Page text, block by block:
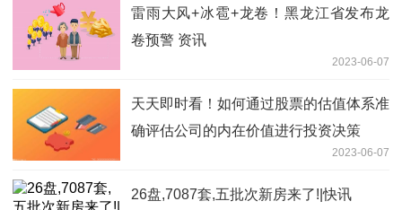
雷雨大风+冰雹+龙卷！黑龙江省发布龙
卷预警 资讯
2023-06-07
天天即时看！如何通过股票的估值体系准
确评估公司的内在价值进行投资决策
2023-06-07
26盘,7087套,五批次新房来了!|快讯